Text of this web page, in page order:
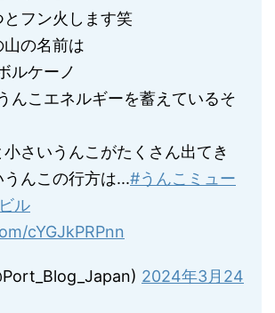
フン火します笑
の名前は
ルケーノ
んこエネルギーを蓄えているそ
さいうんこがたくさん出てき
うんこの行方は...#うんこミュー
ル
cYGJkPRPnn
2024年3月24